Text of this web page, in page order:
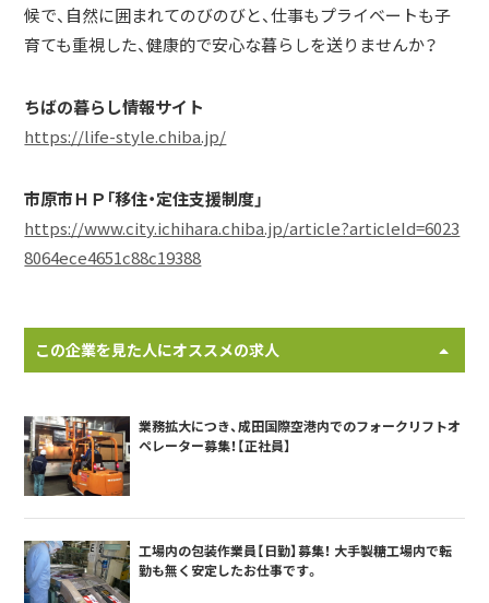
候で、自然に囲まれてのびのびと、仕事もプライベートも子
育ても重視した、健康的で安心な暮らしを送りませんか？
ちばの暮らし情報サイト
https://life-style.chiba.jp/
市原市ＨＰ「移住・定住支援制度」
https://www.city.ichihara.chiba.jp/article?articleId=6023
8064ece4651c88c19388
この企業を見た人にオススメの求人
業務拡大につき、成田国際空港内でのフォークリフトオ
ペレーター募集！【正社員】
工場内の包装作業員【日勤】募集！ 大手製糖工場内で転
勤も無く安定したお仕事です。